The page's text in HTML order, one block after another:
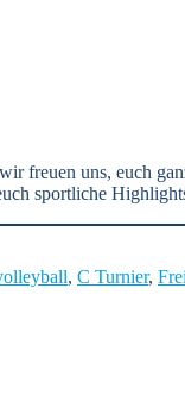
freuen uns, euch
sportliche
, C Turnier,